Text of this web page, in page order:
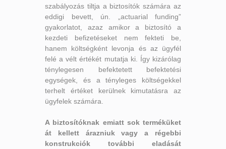
szabályozás tiltja a biztosítók számára az
eddigi bevett, ún. „actuarial funding”
gyakorlatot, azaz amikor a biztosító a
kezdeti befizetéseket nem fekteti be,
hanem költségként levonja és az ügyfél
felé a vélt értékét mutatja ki. Így kizárólag
ténylegesen befektetett befektetési
egységek, és a tényleges költségekkel
terhelt értéket kerülnek kimutatásra az
ügyfelek számára.
A biztosítóknak emiatt sok terméküket
át kellett árazniuk vagy a régebbi
konstrukciók további eladását